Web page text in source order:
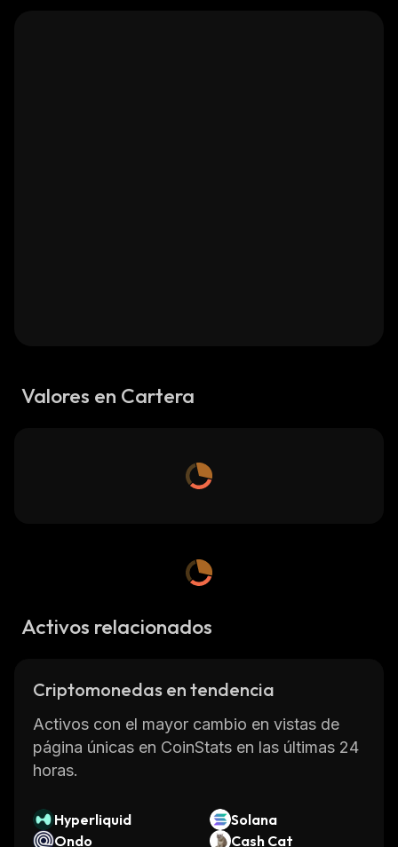
Valores en Cartera
Activos relacionados
Criptomonedas en tendencia
Activos con el mayor cambio en vistas de
página únicas en CoinStats en las últimas 24
horas.
Hyperliquid
Solana
Ondo
Cash Cat